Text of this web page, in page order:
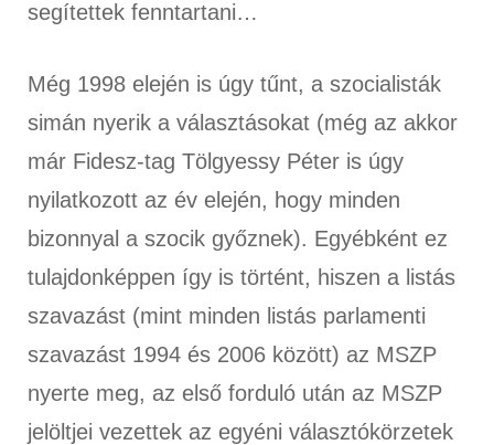
segítettek fenntartani…
Még 1998 elején is úgy tűnt, a szocialisták
simán nyerik a választásokat (még az akkor
már Fidesz-tag Tölgyessy Péter is úgy
nyilatkozott az év elején, hogy minden
bizonnyal a szocik győznek). Egyébként ez
tulajdonképpen így is történt, hiszen a listás
szavazást (mint minden listás parlamenti
szavazást 1994 és 2006 között) az MSZP
nyerte meg, az első forduló után az MSZP
jelöltjei vezettek az egyéni választókörzetek